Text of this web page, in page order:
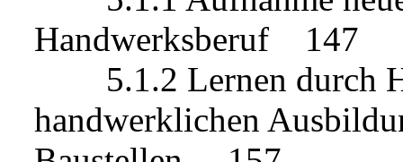
Handwerksberuf 147
5.1.2 Lernen durch
handwerklichen